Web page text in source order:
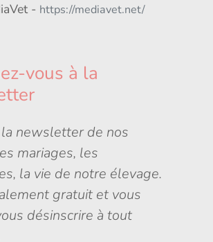
- https://mediavet.net/
vous à la
la newsletter de nos
mariages, les
la vie de notre élevage.
gratuit et vous
désinscrire à tout